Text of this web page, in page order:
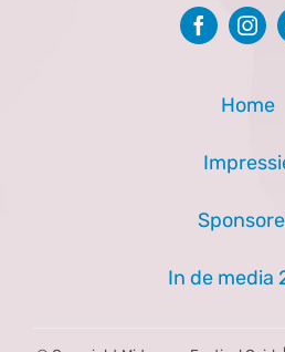
Home
In de media